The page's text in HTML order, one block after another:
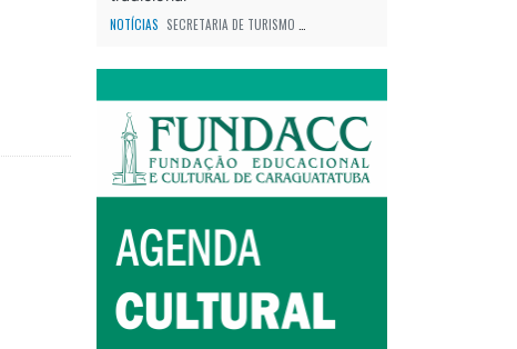
NOTÍCIAS SECRETARIA DE TURISMO